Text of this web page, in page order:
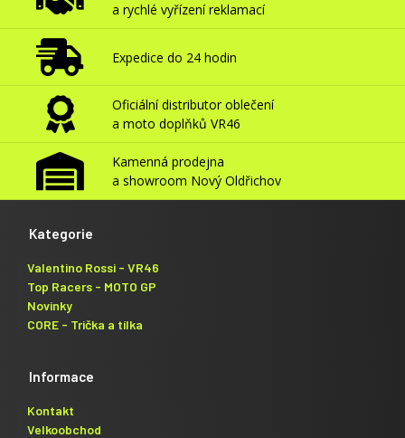
a rychlé vyřízení reklamací
Expedice do 24 hodin
Oficiální distributor oblečení
a moto doplňků VR46
Kamenná prodejna
a showroom Nový Oldřichov
Kategorie
Valentino Rossi - VR46
Top Racers - MOTO GP
Novinky
CORE - Trička a tílka
Informace
Kontakt
Velkoobchod